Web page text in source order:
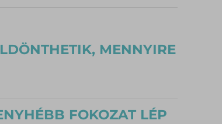
MENNYIRE
FOKOZAT LÉP